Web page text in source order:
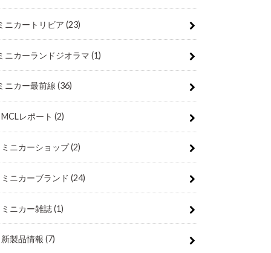
ニカートリビア(23)
ニカーランドジオラマ(1)
ニカー最前線(36)
MCLレポート (2)
ミニカーショップ(2)
ミニカーブランド (24)
ミニカー雑誌(1)
新製品情報 (7)